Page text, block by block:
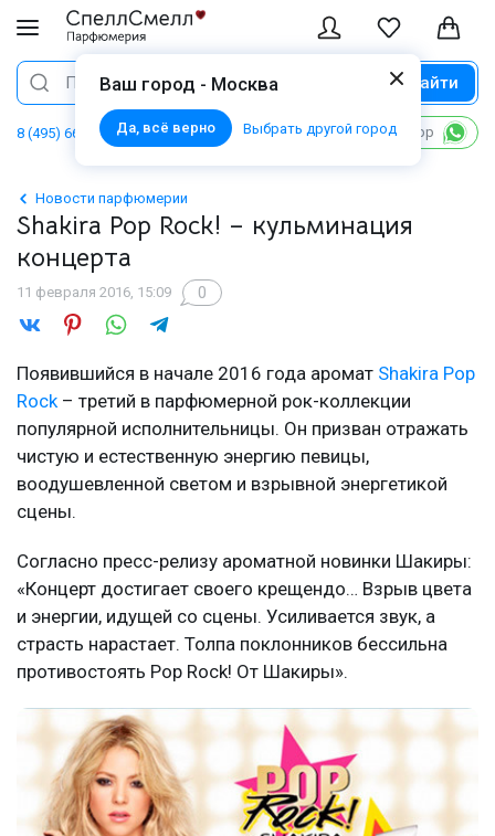
Ваш город - Москва
Да, всё верно Выбрать другой город
Поиск Найти
8 (495) 668 06 02 Написать в WhatsApp
Новости парфюмерии
Shakira Pop Rock! – кульминация
концерта
11 февраля 2016, 15:09 0
Появившийся в начале 2016 года аромат Shakira Pop
Rock – третий в парфюмерной рок-коллекции
популярной исполнительницы. Он призван отражать
чистую и естественную энергию певицы,
воодушевленной светом и взрывной энергетикой
сцены.
Согласно пресс-релизу ароматной новинки Шакиры:
«Концерт достигает своего крещендо… Взрыв цвета
и энергии, идущей со сцены. Усиливается звук, а
страсть нарастает. Толпа поклонников бессильна
противостоять Pop Rock! От Шакиры».